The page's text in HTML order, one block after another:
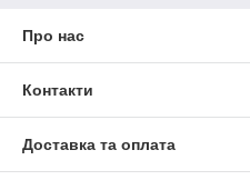
Про нас
Контакти
Доставка та оплата